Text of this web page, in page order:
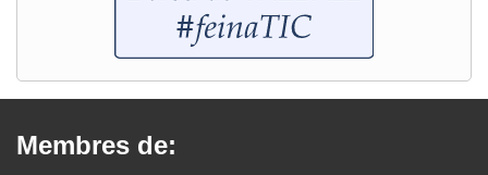
Membres de: